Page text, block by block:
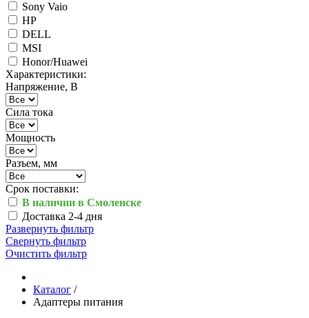
Sony Vaio
HP
DELL
MSI
Honor/Huawei
Характеристики:
Напряжение, В
Сила тока
Мощность
Разъем, мм
Срок поставки:
В наличии в Смоленске
Доставка 2-4 дня
Развернуть фильтр
Свернуть фильтр
Очистить фильтр
Каталог /
Адаптеры питания